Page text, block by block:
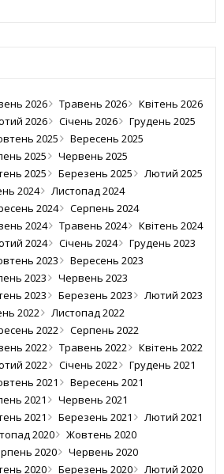
2026 Травень 2026
Квітень 2026
2026 Січень 2026
Грудень 2025
2025
Вересень 2025
2025
Червень 2025
2025 Березень 2025
Лютий 2025
2024
Листопад 2024
2024
Серпень 2024
2024 Травень 2024
Квітень 2024
2024 Січень 2024
Грудень 2023
2023
Вересень 2023
2023
Червень 2023
2023 Березень 2023
Лютий 2023
2022
Листопад 2022
2022
Серпень 2022
2022 Травень 2022
Квітень 2022
2022 Січень 2022
Грудень 2021
2021
Вересень 2021
2021
Червень 2021
2021 Березень 2021
Лютий 2021
2020
Жовтень 2020
2020
Червень 2020
2020 Березень 2020
Лютий 2020